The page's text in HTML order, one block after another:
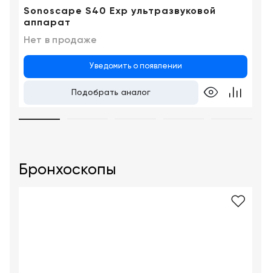
Sonoscape S40 Exp ультразвуковой
аппарат
Нет в продаже
Уведомить о появлении
Подобрать аналог
Бронхоскопы